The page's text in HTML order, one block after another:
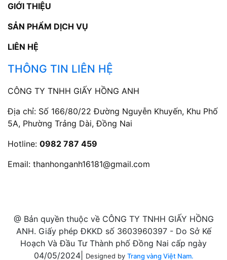
GIỚI THIỆU
SẢN PHẨM DỊCH VỤ
LIÊN HỆ
THÔNG TIN LIÊN HỆ
CÔNG TY TNHH GIẤY HỒNG ANH
Địa chỉ: Số 166/80/22 Đường Nguyễn Khuyến, Khu Phố
5A, Phường Trảng Dài, Đồng Nai
Hotline: 0982 787 459
Email: thanhonganh16181@gmail.com
@ Bản quyền thuộc về CÔNG TY TNHH GIẤY HỒNG
ANH. Giấy phép ĐKKD số 3603960397 - Do Sở Kế
Hoạch Và Đầu Tư Thành phố Đồng Nai cấp ngày
04/05/2024|
Designed by Trang vàng Việt Nam.